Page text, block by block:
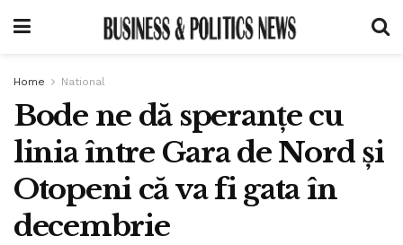
Home National
Bode ne dă speranțe cu
linia între Gara de Nord și
Otopeni că va fi gata în
decembrie